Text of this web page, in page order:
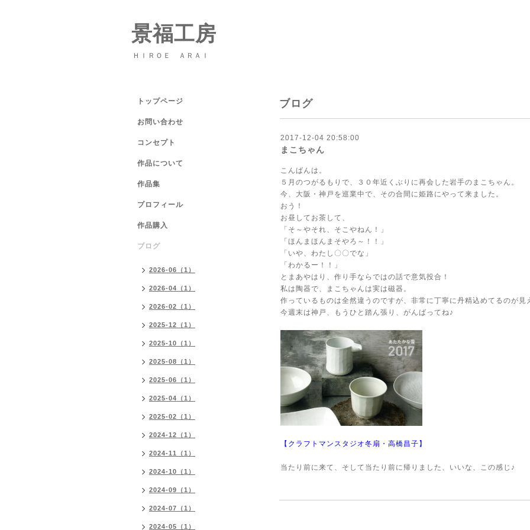
景福工房
ＨＩＲＯＥ ＡＲＡＩ
ブログ
2017-12-04 20:58:00
まこちゃん
こんばんは。
５月のつがるもりで、３０年近くぶりに再会した岩手のまこちゃん。
今、大阪・神戸を巡業中で、その合間に姫路にやって来ました。
おう！
お昼してお茶して、
「そ～やそれ、そこやねん！」
「ほんまほんまそやろ～！！」
「いや、わたし〇〇でな」
「わかるー！！」
とまあやはり、作り手ならではの話で意気投合！
私は陶器で、まこちゃんは実は磁器。
作っているものは全然違うのですが、非常に丁寧に丹精込めてるのが見
今週末は神戸、もうひと踏ん張り、がんばってね♪
【クラフトマンスタジオ冬扇・高橋昌子】
当たり前に来て、そして当たり前に帰りました、いいな、この感じ♪
トップページ
お問い合わせ
コンセプト
作品について
作品集
プロフィール
作品購入
ブログ
2026-06（1）
2026-04（1）
2026-02（1）
2025-12（1）
2025-10（1）
2025-08（1）
2025-06（1）
2025-04（1）
2025-02（1）
2024-12（1）
2024-11（1）
2024-10（1）
2024-09（1）
2024-07（1）
2024-05（1）